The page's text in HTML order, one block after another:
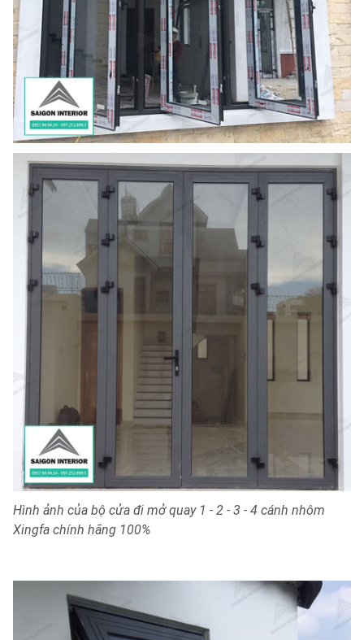
Hình ảnh của bộ cửa đi mở quay 1 - 2 - 3 - 4 cánh nhôm
Xingfa chính hãng 100%